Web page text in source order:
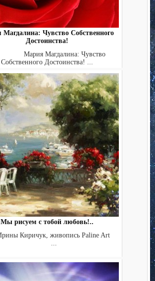
Чувство Собственного
Достоинства!
Магдалина: Чувство
Собственного Достоинства! ...
Мы рисуем с тобой любовь!..
Киричук, живопись Paline Art